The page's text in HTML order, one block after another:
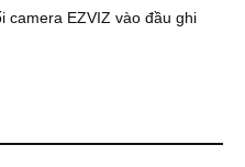
camera EZVIZ vào đầu ghi